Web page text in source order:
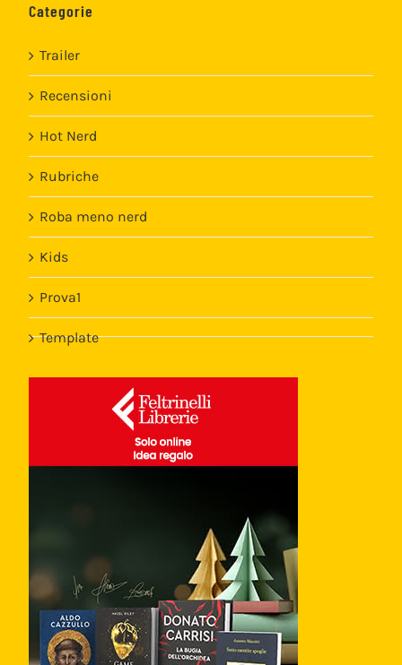
Categorie
Trailer
Recensioni
Hot Nerd
Rubriche
Roba meno nerd
Kids
Prova1
Template